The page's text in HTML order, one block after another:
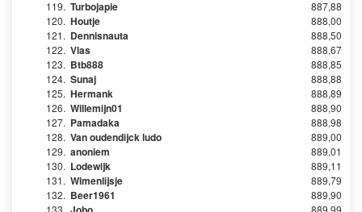
119. Turbojapie
887,88
120. Houtje
888,00
121. Dennisnauta
888,50
122. Vlas
888,67
123. Btb888
888,85
124. Sunaj
888,88
125. Hermank
888,89
126. Willemijn01
888,90
127. Pamadaka
888,98
128. Van oudendijck ludo
889,00
129. anoniem
889,01
130. Lodewijk
889,11
131. Wimenlijsje
889,79
132. Beer1961
889,90
133.
889,99